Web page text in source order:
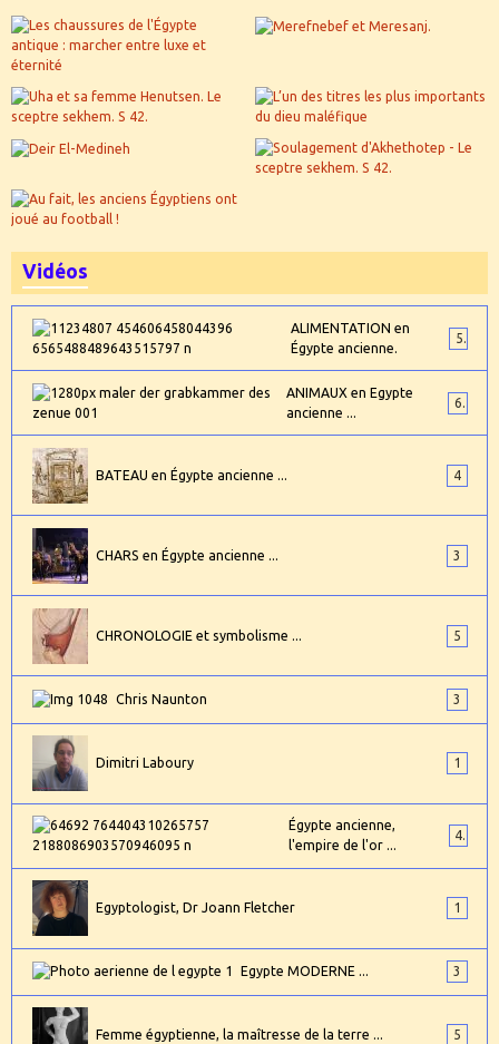
Vidéos
ALIMENTATION en
Égypte ancienne.
5
ANIMAUX en Egypte
ancienne ...
6
BATEAU en Égypte ancienne ... 4
CHARS en Égypte ancienne ... 3
CHRONOLOGIE et symbolisme ... 5
Chris Naunton 3
Dimitri Laboury 1
Égypte ancienne,
l'empire de l'or ...
4
Egyptologist, Dr Joann Fletcher 1
Egypte MODERNE ... 3
Femme égyptienne, la maîtresse de la terre ... 5